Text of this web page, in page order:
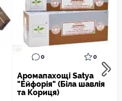
0 0
Аромапахощі Satya
"Ейфорія" (Біла шавлія
та Кориця)